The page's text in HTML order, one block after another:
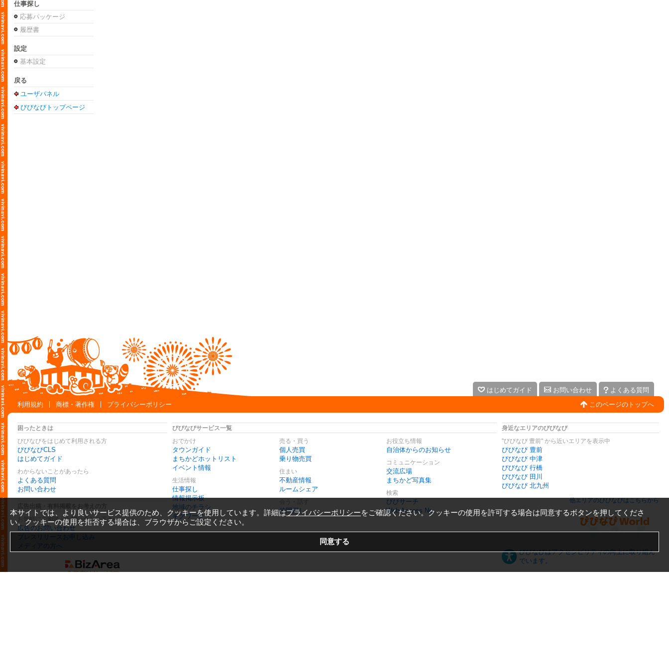
仕事探し
応募パッケージ
履歴書
設定
基本設定
戻る
ユーザパネル
びびなびトップページ
はじめてガイド お問い合わせ
よくある質問
利用規約
商標・著作権 プライバシーポリシー このページのトップへ
困ったときは
びびなびをはじめて利用される方
びびなびCLS
はじめてガイド
わからないことがあったら
よくある質問
お問い合わせ
お気軽にご相談・お問い合わせ下さい
広告のお問い合わせ
プレスリリースお申し込み
メディアの方へ
びびなびサービス一覧
おでかけ
タウンガイド
まちかどホットリスト
イベント情報
生活情報
仕事探し
情報掲示板
地域のチラシ
ギグワーク
売る・買う
個人売買
乗り物売買
住まい
不動産情報
ルームシェア
仲間探し
お役立ち情報
自治体からのお知らせ
コミュニケーション
交流広場
まちかど写真集
検索
びびサーチ
Web Access No.
身近なエリアのびびなび
"びびなび 豊前" から近いエリアを表示中
びびなび 豊前
びびなび 中津
びびなび 行橋
びびなび 田川
びびなび 北九州
他エリアのびびなびはこちらから
びびなびはアクセシビリティの向上に取り組ん
でいます。
本サイトでは、より良いサービス提供のため、クッキーを使用しています。詳細はプライバシーポリシーをご確認ください。クッキーの使用を許可する場合は同意するボタンを押してくださ
い。クッキーの使用を拒否する場合は、ブラウザからご設定ください。